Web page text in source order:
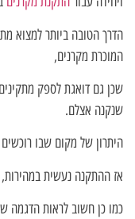
הדרך הטובה ביותר למצוא
המוכרת מקרנים,
שכן גם דואגת לספק
שנקנה אצלם.
היתרון של מקום שבו
אז ההתקנה נעשית
כמו כן חשוב לראות הדגמה